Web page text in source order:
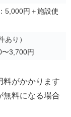
5,000円＋施設使
り）
3,700円
料がかかります
無料になる場合